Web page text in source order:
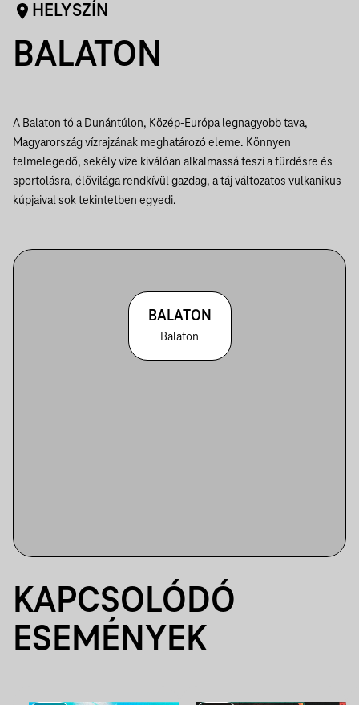
HELYSZÍN
BALATON
A Balaton tó a Dunántúlon, Közép-Európa legnagyobb tava,
Magyarország vízrajzának meghatározó eleme. Könnyen
felmelegedő, sekély vize kiválóan alkalmassá teszi a fürdésre és
sportolásra, élővilága rendkívül gazdag, a táj változatos vulkanikus
kúpjaival sok tekintetben egyedi.
BALATON
Balaton
KAPCSOLÓDÓ
ESEMÉNYEK